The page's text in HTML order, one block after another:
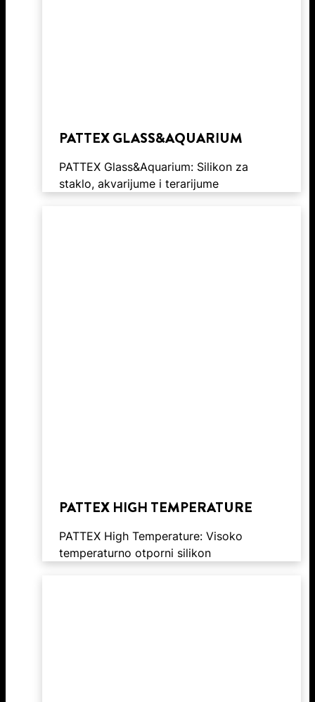
PATTEX GLASS&AQUARIUM
PATTEX Glass&Aquarium: Silikon za
staklo, akvarijume i terarijume
PATTEX HIGH TEMPERATURE
PATTEX High Temperature: Visoko
temperaturno otporni silikon